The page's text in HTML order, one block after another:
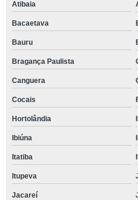
Atibaia
Bacaetava
Bauru
Bragança Paulista
Canguera
Cocais
Hortolândia
Ibiúna
Itatiba
Itupeva
Jacareí